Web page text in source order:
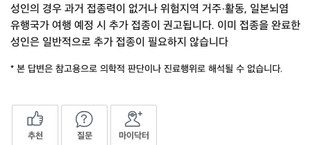
성인의 경우 과거 접종력이 없거나 위험지역 거주·활동, 일본뇌염
유행국가 여행 예정 시 추가 접종이 권고됩니다. 이미 접종을 완료한
성인은 일반적으로 추가 접종이 필요하지 않습니다
* 본 답변은 참고용으로 의학적 판단이나 진료행위로 해석될 수 없습니다.
추천 질문 마이닥터